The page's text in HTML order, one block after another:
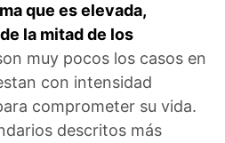
que es elevada,
la mitad de los
muy pocos los casos en
con intensidad
comprometer su vida.
descritos más